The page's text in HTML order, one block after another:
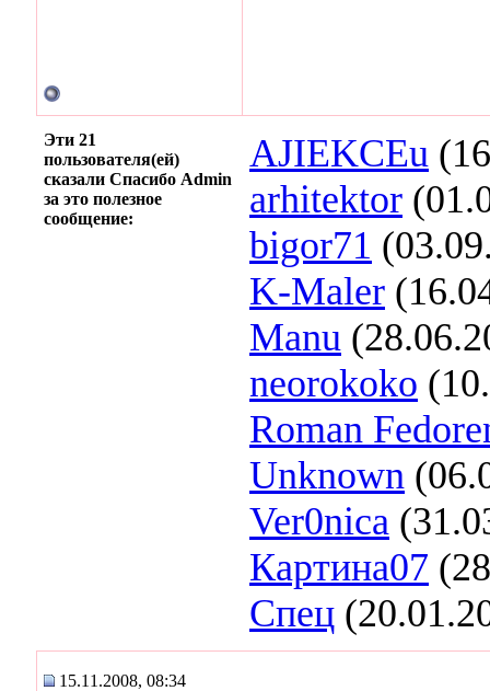
Эти 21
пользователя(ей)
сказали Спасибо Admin
за это полезное
сообщение:
AJIEKCEu
arhitektor
bigor71
K-Maler
Manu
neorokoko
Roman
Unknown
Ver0nica
Картина07
Спец
15.11.2008, 08:34